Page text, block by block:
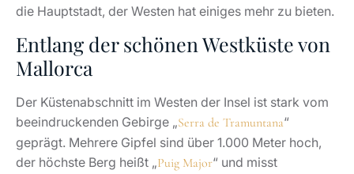
die Hauptstadt, der Westen hat einiges mehr zu bieten.
Entlang der schönen Westküste von
Mallorca
Der Küstenabschnitt im Westen der Insel ist stark vom
beeindruckenden Gebirge „Serra de Tramuntana“
geprägt. Mehrere Gipfel sind über 1.000 Meter hoch,
der höchste Berg heißt „Puig Major“ und misst